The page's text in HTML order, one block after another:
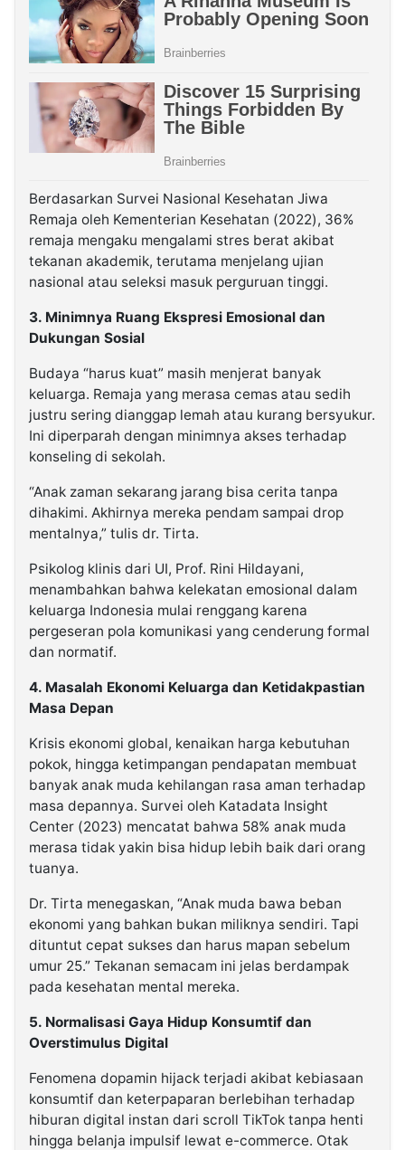
Berdasarkan Survei Nasional Kesehatan Jiwa
Remaja oleh Kementerian Kesehatan (2022), 36%
remaja mengaku mengalami stres berat akibat
tekanan akademik, terutama menjelang ujian
nasional atau seleksi masuk perguruan tinggi.
3. Minimnya Ruang Ekspresi Emosional dan
Dukungan Sosial
Budaya “harus kuat” masih menjerat banyak
keluarga. Remaja yang merasa cemas atau sedih
justru sering dianggap lemah atau kurang bersyukur.
Ini diperparah dengan minimnya akses terhadap
konseling di sekolah.
“Anak zaman sekarang jarang bisa cerita tanpa
dihakimi. Akhirnya mereka pendam sampai drop
mentalnya,” tulis dr. Tirta.
Psikolog klinis dari UI, Prof. Rini Hildayani,
menambahkan bahwa kelekatan emosional dalam
keluarga Indonesia mulai renggang karena
pergeseran pola komunikasi yang cenderung formal
dan normatif.
4. Masalah Ekonomi Keluarga dan Ketidakpastian
Masa Depan
Krisis ekonomi global, kenaikan harga kebutuhan
pokok, hingga ketimpangan pendapatan membuat
banyak anak muda kehilangan rasa aman terhadap
masa depannya. Survei oleh Katadata Insight
Center (2023) mencatat bahwa 58% anak muda
merasa tidak yakin bisa hidup lebih baik dari orang
tuanya.
Dr. Tirta menegaskan, “Anak muda bawa beban
ekonomi yang bahkan bukan miliknya sendiri. Tapi
dituntut cepat sukses dan harus mapan sebelum
umur 25.” Tekanan semacam ini jelas berdampak
pada kesehatan mental mereka.
5. Normalisasi Gaya Hidup Konsumtif dan
Overstimulus Digital
Fenomena dopamin hijack terjadi akibat kebiasaan
konsumtif dan keterpaparan berlebihan terhadap
hiburan digital instan dari scroll TikTok tanpa henti
hingga belanja impulsif lewat e-commerce. Otak